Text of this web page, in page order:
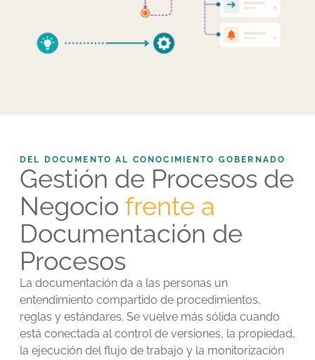
DEL DOCUMENTO AL CONOCIMIENTO GOBERNADO
Gestión de Procesos de
Negocio frente a
Documentación de
Procesos
La documentación da a las personas un
entendimiento compartido de procedimientos,
reglas y estándares. Se vuelve más sólida cuando
está conectada al control de versiones, la propiedad,
la ejecución del flujo de trabajo y la monitorización